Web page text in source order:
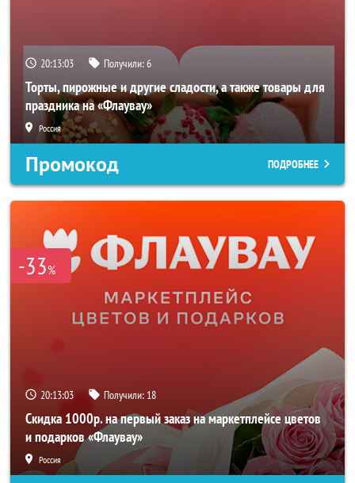
20:13:02 Получили:6
Торты, пирожные и другие сладости, а также товары для
праздника на «Флаувау»
Россия
Промокод ПОДРОБНЕЕ
-33%
20:13:02 Получили: 18
Скидка 1000р. на первый заказ на маркетплейсе цветов
и подарков «Флаувау»
Россия